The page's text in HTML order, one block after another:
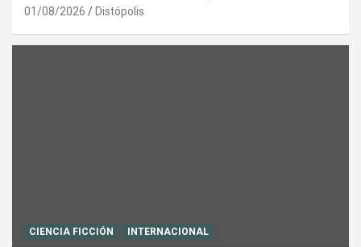
01/08/2026 Distópolis
CIENCIA FICCIÓN INTERNACIONAL